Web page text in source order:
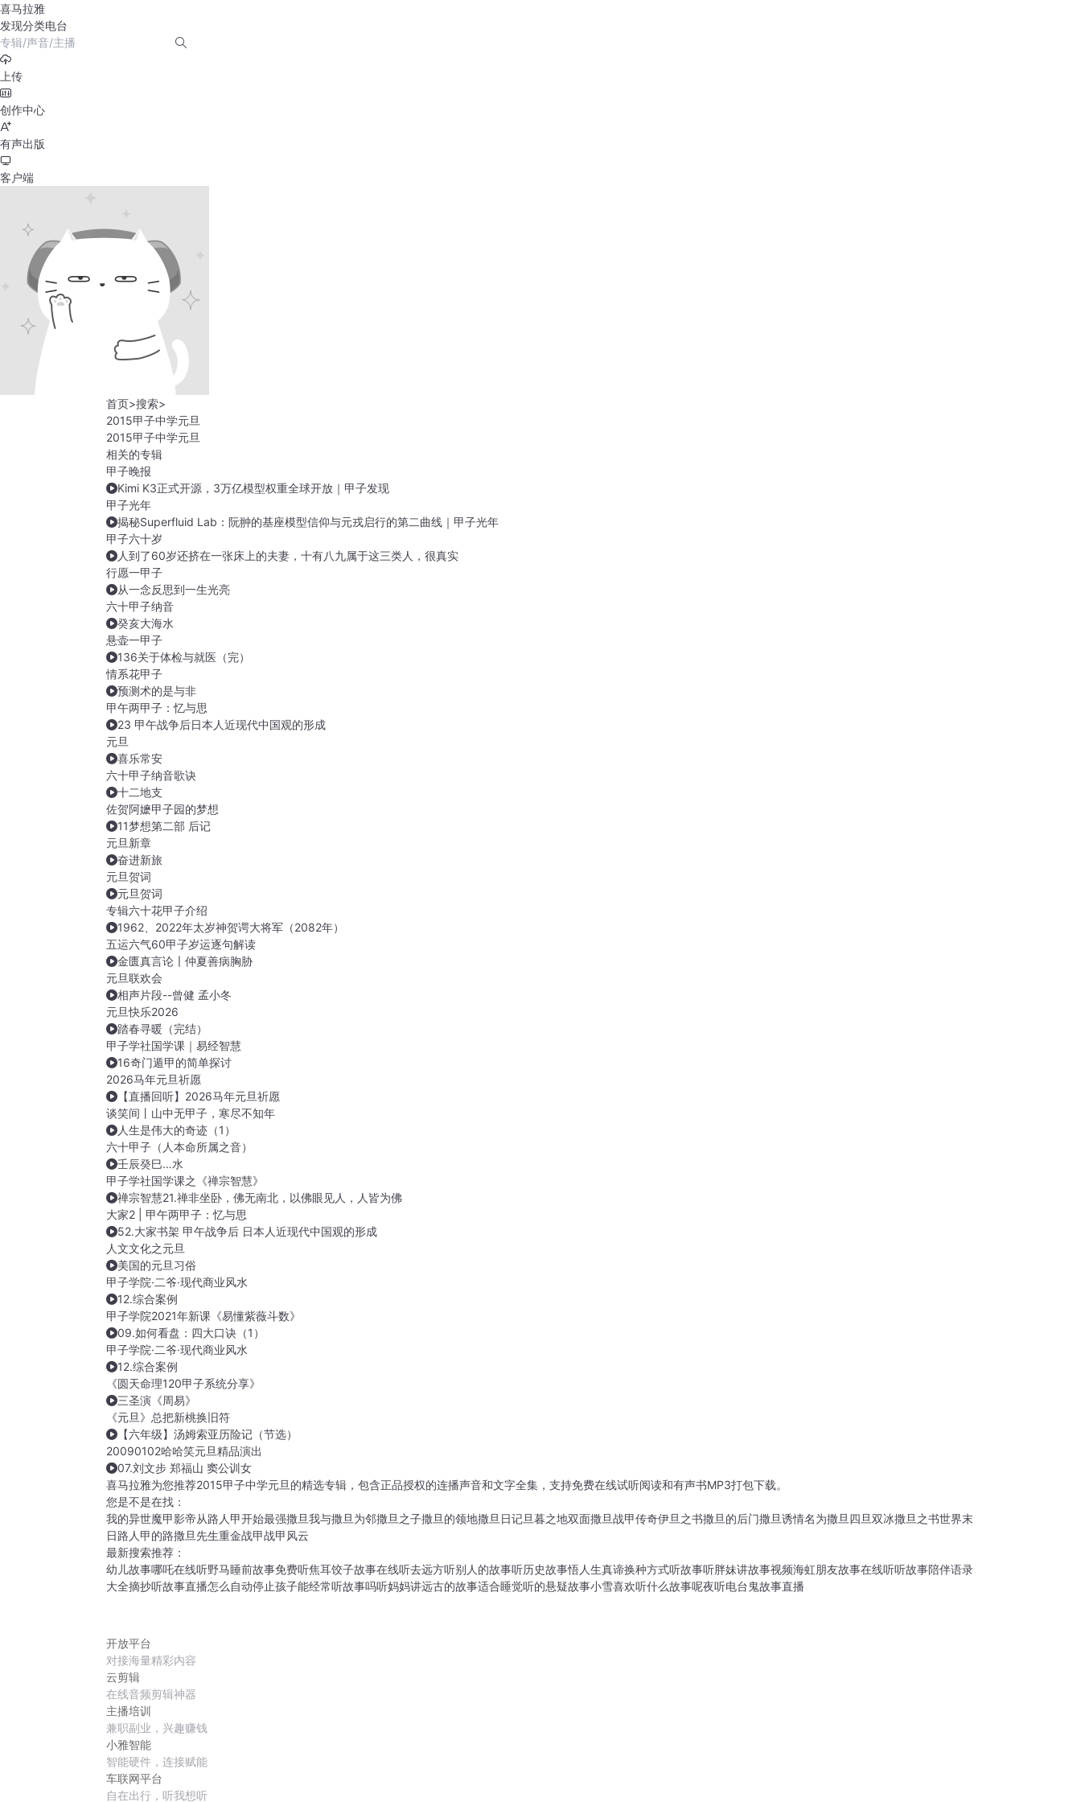
喜马拉雅
发现分类电台
上传
创作中心
有声出版
客户端
首页>搜索>
2015甲子中学元旦
2015甲子中学元旦
相关的专辑
甲子晚报
Kimi K3正式开源，3万亿模型权重全球开放｜甲子发现
甲子光年
揭秘Superfluid Lab：阮翀的基座模型信仰与元戎启行的第二曲线｜甲子光年
甲子六十岁
人到了60岁还挤在一张床上的夫妻，十有八九属于这三类人，很真实
行愿一甲子
从一念反思到一生光亮
六十甲子纳音
癸亥大海水
悬壶一甲子
136关于体检与就医（完）
情系花甲子
预测术的是与非
甲午两甲子：忆与思
23 甲午战争后日本人近现代中国观的形成
元旦
喜乐常安
六十甲子纳音歌诀
十二地支
佐贺阿嬷甲子园的梦想
11梦想第二部 后记
元旦新章
奋进新旅
元旦贺词
元旦贺词
专辑六十花甲子介绍
1962、2022年太岁神贺谔大将军（2082年）
五运六气60甲子岁运逐句解读
金匮真言论〡仲夏善病胸胁
元旦联欢会
相声片段--曾健 孟小冬
元旦快乐2026
踏春寻暖（完结）
甲子学社国学课｜易经智慧
16奇门遁甲的简单探讨
2026马年元旦祈愿
【直播回听】2026马年元旦祈愿
谈笑间丨山中无甲子，寒尽不知年
人生是伟大的奇迹（1）
六十甲子（人本命所属之音）
壬辰癸巳…水
甲子学社国学课之《禅宗智慧》
禅宗智慧21.禅非坐卧，佛无南北，以佛眼见人，人皆为佛
大家2 | 甲午两甲子：忆与思
52.大家书架 甲午战争后 日本人近现代中国观的形成
人文文化之元旦
美国的元旦习俗
甲子学院·二爷·现代商业风水
12.综合案例
甲子学院2021年新课《易懂紫薇斗数》
09.如何看盘：四大口诀（1）
甲子学院·二爷·现代商业风水
12.综合案例
《圆天命理120甲子系统分享》
三圣演《周易》
《元旦》总把新桃换旧符
【六年级】汤姆索亚历险记（节选）
20090102哈哈笑元旦精品演出
07.刘文步 郑福山 窦公训女
喜马拉雅为您推荐2015甲子中学元旦的精选专辑，包含正品授权的连播声音和文字全集，支持免费在线试听阅读和有声书MP3打包下载。
您是不是在找：
我的异世魔甲影帝从路人甲开始最强撒旦我与撒旦为邻撒旦之子撒旦的领地撒旦日记旦暮之地双面撒旦战甲传奇伊旦之书撒旦的后门撒旦诱情名为撒旦 四旦双冰撒旦之书世界末
日路人甲的路撒旦先生重金战甲战甲风云
最新搜索推荐：
幼儿故事哪吒在线听野马睡前故事免费听焦耳饺子故事在线听去远方听别人的故事听历史故事悟人生真谛换种方式听故事听胖妹讲故事视频海虹朋友故事在线听听故事陪伴语录
大全摘抄听故事直播怎么自动停止孩子能经常听故事吗听妈妈讲远古的故事适合睡觉听的悬疑故事小雪喜欢听什么故事呢夜听电台鬼故事直播
开放平台
对接海量精彩内容
云剪辑
在线音频剪辑神器
主播培训
兼职副业，兴趣赚钱
小雅智能
智能硬件，连接赋能
车联网平台
自在出行，听我想听